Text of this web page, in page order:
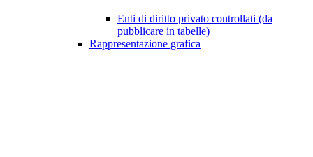
Enti di diritto privato controllati (da
pubblicare in tabelle)
Rappresentazione grafica